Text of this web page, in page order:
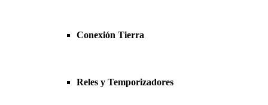
Conexión Tierra
Reles y Temporizadores